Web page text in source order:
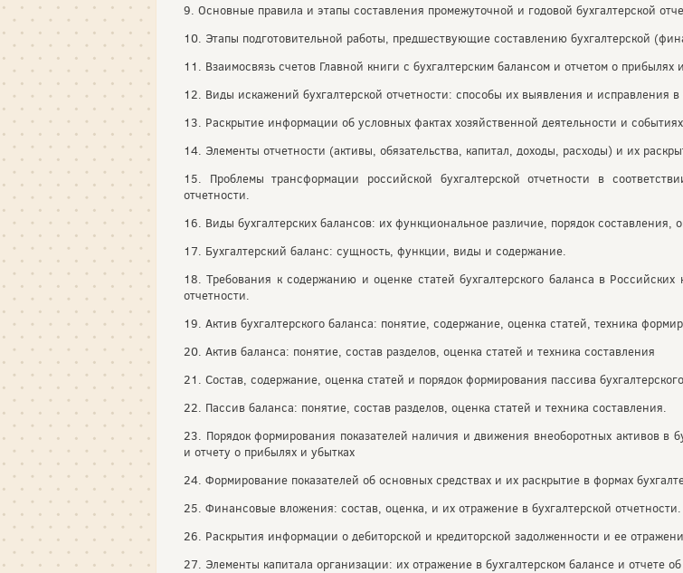
9. Основные правила и этапы составления промежуточной и годовой бухгалтерской
10. Этапы подготовительной работы, предшествующие составлению бухгалтерской
11. Взаимосвязь счетов Главной книги с бухгалтерским балансом и отчетом о прибылях
12. Виды искажений бухгалтерской отчетности: способы их выявления и исправления
13. Раскрытие информации об условных фактах хозяйственной деятельности и
14. Элементы отчетности (активы, обязательства, капитал, доходы, расходы) и их
15. Проблемы трансформации российской бухгалтерской отчетности в
отчетности.
16. Виды бухгалтерских балансов: их функциональное различие, порядок составления,
17. Бухгалтерский баланс: сущность, функции, виды и содержание.
18. Требования к содержанию и оценке статей бухгалтерского баланса в
отчетности.
19. Актив бухгалтерского баланса: понятие, содержание, оценка статей, техника
20. Актив баланса: понятие, состав разделов, оценка статей и техника составления
21. Состав, содержание, оценка статей и порядок формирования пассива
22. Пассив баланса: понятие, состав разделов, оценка статей и техника составления.
23. Порядок формирования показателей наличия и движения внеоборотных активов в
и отчету о прибылях и убытках
24. Формирование показателей об основных средствах и их раскрытие в формах
25. Финансовые вложения: состав, оценка, и их отражение в бухгалтерской отчетности.
26. Раскрытия информации о дебиторской и кредиторской задолженности и ее
27. Элементы капитала организации: их отражение в бухгалтерском балансе и отчете